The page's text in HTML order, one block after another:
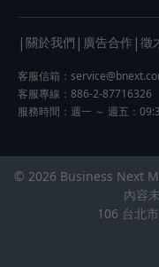
| 關於我們 | 廣告合作 | 徵
客服信箱：
客服專線：886-2-87716326
服務時間：週一 ～ 週五：
© 2026 Business Next
內容
106 台北